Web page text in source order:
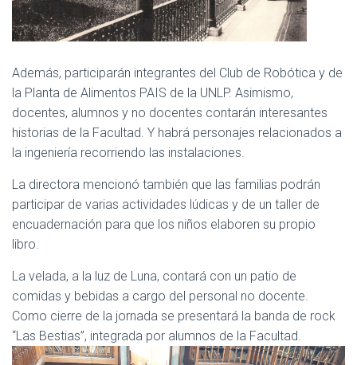
Además, participarán integrantes del Club de Robótica y de
la Planta de Alimentos PAIS de la UNLP. Asimismo,
docentes, alumnos y no docentes contarán interesantes
historias de la Facultad. Y habrá personajes relacionados a
la ingeniería recorriendo las instalaciones.
La directora mencionó también que las familias podrán
participar de varias actividades lúdicas y de un taller de
encuadernación para que los niños elaboren su propio
libro.
La velada, a la luz de Luna, contará con un patio de
comidas y bebidas a cargo del personal no docente.
Como cierre de la jornada se presentará la banda de rock
“Las Bestias”, integrada por alumnos de la Facultad.